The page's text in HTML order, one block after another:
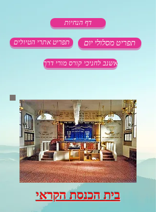
דף הנחיות
תפריט אתרי הטיולים
אשנב לחניכי קורס מורי דרך
תפריט מסלולי יום
בית הכנסת הקראי